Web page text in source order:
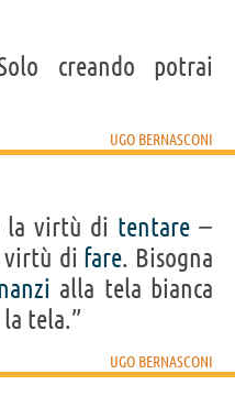
creando potrai
UGO BERNASCONI
la virtù di tentare−
virtù di fare. Bisogna
alla tela bianca
tela.”
UGO BERNASCONI